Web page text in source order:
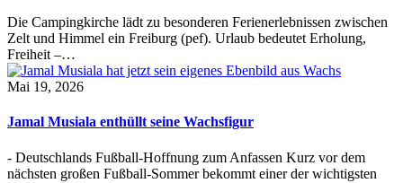
Die Campingkirche lädt zu besonderen Ferienerlebnissen zwischen
Zelt und Himmel ein Freiburg (pef). Urlaub bedeutet Erholung,
Freiheit –…
Mai 19, 2026
Jamal Musiala enthüllt seine Wachsfigur
- Deutschlands Fußball-Hoffnung zum Anfassen Kurz vor dem
nächsten großen Fußball-Sommer bekommt einer der wichtigsten